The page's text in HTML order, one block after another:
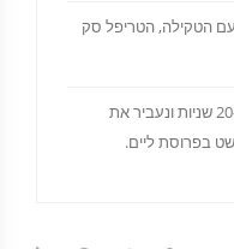
הטקילה, הטריפל סק
נשקשק את השייקר במשך כ-20 שניות ונעביר את
בפרוסת ליים.